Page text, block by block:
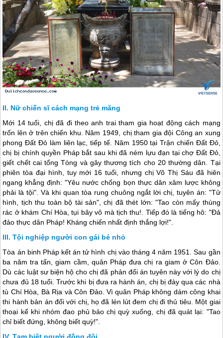
Nữ chiến sĩ cách mạng trẻ măng
Mới 14 tuổi, chị đã đi theo anh trai tham gia hoạt động cách mạng
trốn lên ở trên chiến khu. Năm 1949, chị tham gia đội Công an xung
phong Đất Đỏ làm liên lạc, tiếp tế. Năm 1950 tại Trận chiến Đất Đỏ,
chị bị chính quyền Pháp bắt sau khi đã ném lựu đạn tại chợ Đất Đỏ,
giết chết cai tổng Tòng và gây thương tích cho 20 thường dân. Tại
phiên tòa đại hình, tuy mới 16 tuổi, nhưng chị Võ Thị Sáu đã hiên
ngang khẳng định: "Yêu nước chống bọn thực dân xâm lược không
phải là tội". Và khi quan tòa rung chuông ngắt lời chị, tuyên án: "Tử
hình, tịch thu toàn bộ tài sản", chị đã thét lớn: "Tao còn mấy thùng
rác ở khám Chí Hòa, tụi bây vô mà tịch thu!. Tiếp đó là tiếng hô: "Đả
đảo thực dân Pháp! Kháng chiến nhất định thắng lợi!".
Tội nghiệp người con gái bé nhỏ
Tòa án binh Pháp kết án tử hình chị vào tháng 4 năm 1951. Sau gần
ba năm tra tấn, giam cầm, quân Pháp đưa chị ra giam ở Côn Đảo.
Dù các luật sư biện hộ cho chị đã phản đối án tuyên này với lý do chị
chưa đủ 18 tuổi. Trước khi bị đưa ra hành án, chị bị đày qua các nhà
tù Chí Hòa, Bà Rịa vàCôn Đảo. Vì quân Pháp không dám công khai
thi hành bản án đối với chị, họ đã lén lút đem chị đi thủ tiêu. Một giai
thoại kể khi nhóm đao phủ bảo chị quỳ xuống, chị đã quát lại: "Tao
chỉ biết đứng, không biết quỳ!".
Tạm biệt người đồng đội